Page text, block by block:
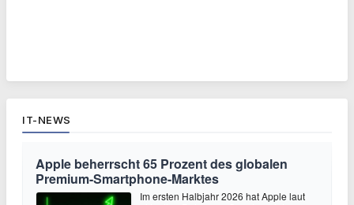
IT-NEWS
Apple beherrscht 65 Prozent des globalen
Premium-Smartphone-Marktes
Im ersten Halbjahr 2026 hat Apple laut